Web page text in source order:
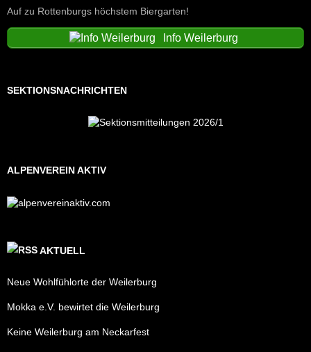
Auf zu Rottenburgs höchstem Biergarten!
Info Weilerburg
SEKTIONSNACHRICHTEN
ALPENVEREIN AKTIV
AKTUELL
Neue Wohlfühlorte der Weilerburg
Mokka e.V. bewirtet die Weilerburg
Keine Weilerburg am Neckarfest